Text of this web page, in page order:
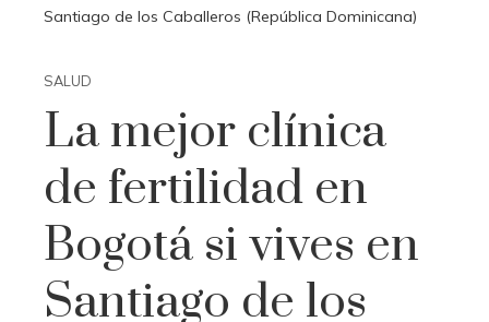
Santiago de los Caballeros (República Dominicana)
SALUD
La mejor clínica
de fertilidad en
Bogotá si vives en
Santiago de los